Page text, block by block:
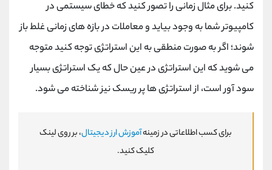
کنید. برای مثال زمانی را تصور کنید که خطای سیستمی در
کامپیوتر شما به وجود بیاید و معاملات در بازه‌ های زمانی غلط باز
شوند؛ اگر به صورت منطقی به این استراتژی توجه کنید متوجه
می شوید که این استراتژی در عین حال که یک استراتژی بسیار
سود آور است، از استراتژی ها پر ریسک نیز شناخته می شود.
برای کسب اطلاعاتی در زمینهآموزش ارز دیجیتال، بر روی لینک
کلیک کنید.